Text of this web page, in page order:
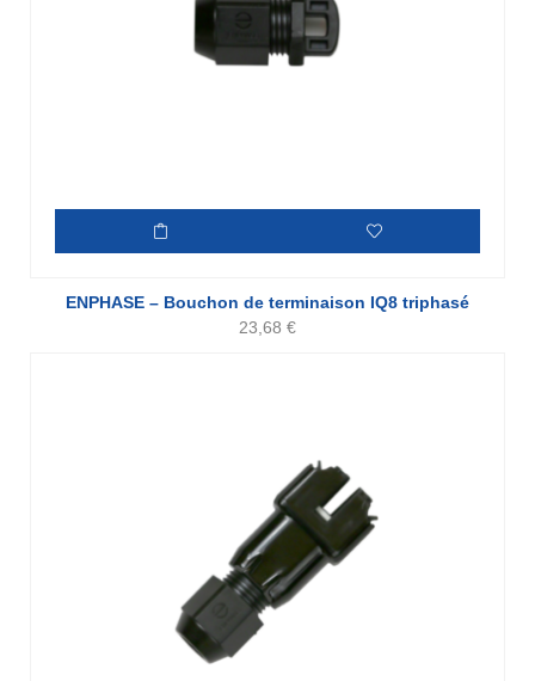
ENPHASE – Bouchon de terminaison IQ8 triphasé
23,68 €